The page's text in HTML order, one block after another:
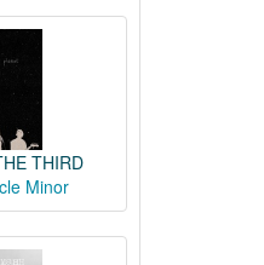
THIRD
Minor